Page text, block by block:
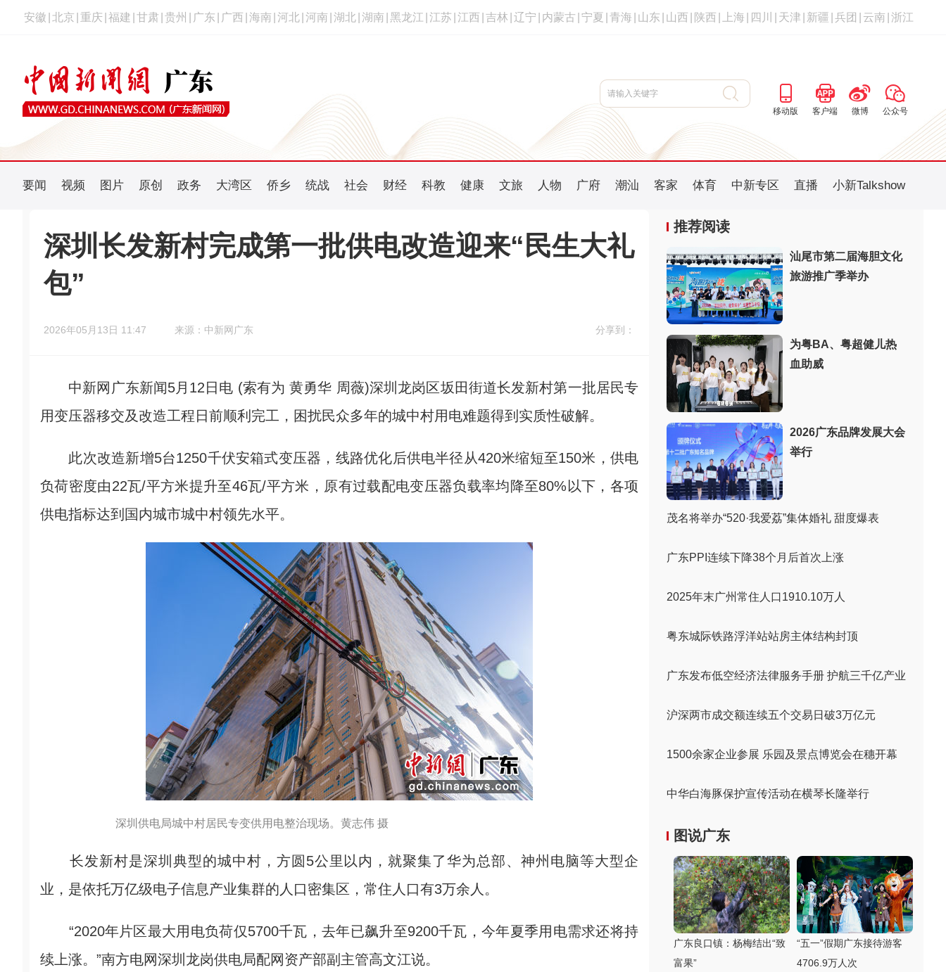
安徽 北京 重庆 福建 甘肃 贵州 广东 广西 海南 河北 河南 湖北 湖南 黑龙江 江苏 江西 吉林 辽宁 内蒙古 宁夏 青海 山东 山西 陕西 上海 四川 天津 新疆 兵团 云南 浙江
移动版 客户端 微博 公众号
要闻 视频 图片 原创 政务 大湾区 侨乡 统战 社会 财经 科教 健康 文旅 人物 广府 潮汕 客家 体育 中新专区 直播 小新Talkshow
深圳长发新村完成第一批供电改造迎来“民生大礼
包”
2026年05月13日 11:47 来源：中新网广东 分享到：
中新网广东新闻5月12日电 (索有为 黄勇华 周薇)深圳龙岗区坂田街道长发新村第一批居民专
用变压器移交及改造工程日前顺利完工，困扰民众多年的城中村用电难题得到实质性破解。
此次改造新增5台1250千伏安箱式变压器，线路优化后供电半径从420米缩短至150米，供电
负荷密度由22瓦/平方米提升至46瓦/平方米，原有过载配电变压器负载率均降至80%以下，各项
供电指标达到国内城市城中村领先水平。
深圳供电局城中村居民专变供用电整治现场。黄志伟 摄
长发新村是深圳典型的城中村，方圆5公里以内，就聚集了华为总部、神州电脑等大型企
业，是依托万亿级电子信息产业集群的人口密集区，常住人口有3万余人。
“2020年片区最大用电负荷仅5700千瓦，去年已飙升至9200千瓦，今年夏季用电需求还将持
续上涨。”南方电网深圳龙岗供电局配网资产部副主管高文江说。
推荐阅读
汕尾市第二届海胆文化
旅游推广季举办
为粤BA、粤超健儿热
血助威
2026广东品牌发展大会
举行
茂名将举办“520·我爱荔”集体婚礼 甜度爆表
广东PPI连续下降38个月后首次上涨
2025年末广州常住人口1910.10万人
粤东城际铁路浮洋站站房主体结构封顶
广东发布低空经济法律服务手册 护航三千亿产业
沪深两市成交额连续五个交易日破3万亿元
1500余家企业参展 乐园及景点博览会在穗开幕
中华白海豚保护宣传活动在横琴长隆举行
图说广东
广东良口镇：杨梅结出“致
富果”
“五一”假期广东接待游客
4706.9万人次